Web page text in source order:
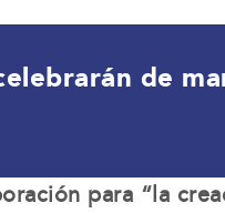
de
para “la